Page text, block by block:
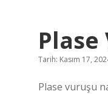
Tarih: Kasım 17,
Plase vuruşu